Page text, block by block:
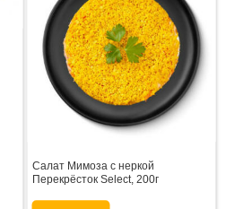
Салат Мимоза с неркой
Перекрёсток Select, 200г